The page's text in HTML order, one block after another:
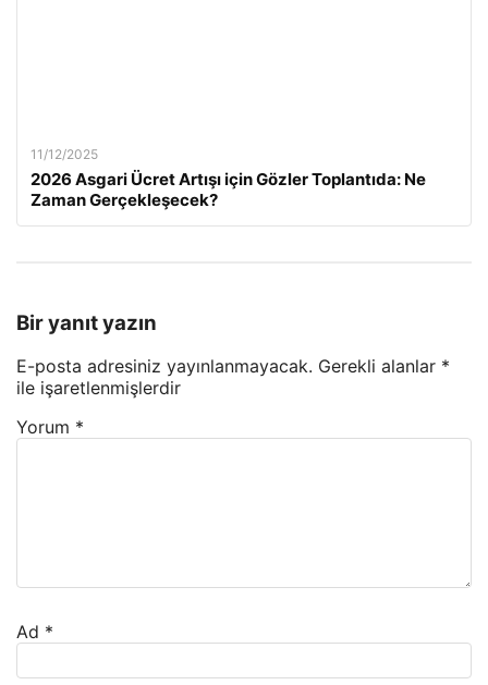
11/12/2025
2026 Asgari Ücret Artışı için Gözler Toplantıda: Ne
Zaman Gerçekleşecek?
Bir yanıt yazın
E-posta adresiniz yayınlanmayacak. Gerekli alanlar *
ile işaretlenmişlerdir
Yorum *
Ad *